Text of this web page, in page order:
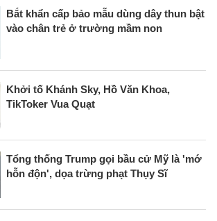
Bắt khẩn cấp bảo mẫu dùng dây thun bật
vào chân trẻ ở trường mầm non
Khởi tố Khánh Sky, Hồ Văn Khoa,
TikToker Vua Quạt
Tổng thống Trump gọi bầu cử Mỹ là 'mớ
hỗn độn', dọa trừng phạt Thụy Sĩ